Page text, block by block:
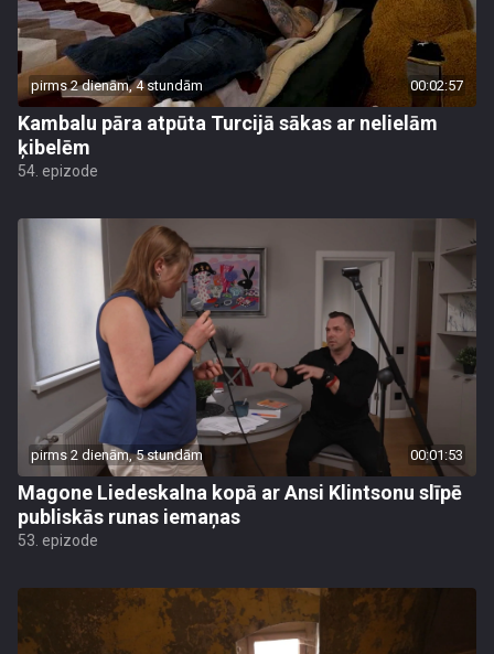
pirms 2 dienām, 4 stundām 00:02:57
Kambalu pāra atpūta Turcijā sākas ar nelielām
ķibelēm
54. epizode
pirms 2 dienām, 5 stundām 00:01:53
Magone Liedeskalna kopā ar Ansi Klintsonu slīpē
publiskās runas iemaņas
53. epizode